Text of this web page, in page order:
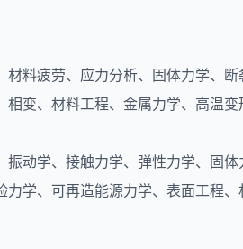
材料疲劳、应力分析、固体力学、
相变、材料工程、金属力学、高温
振动学、接触力学、弹性力学、固
力学、可再造能源力学、表面工程